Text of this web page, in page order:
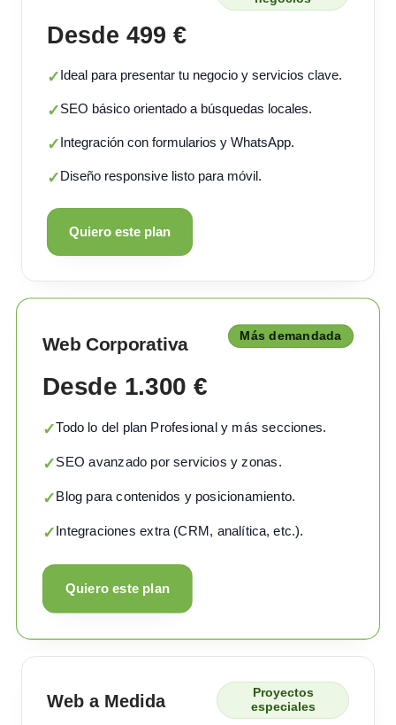
Desde 499 €
✓Ideal para presentar tu negocio y servicios clave.
✓SEO básico orientado a búsquedas locales.
✓Integración con formularios y WhatsApp.
✓Diseño responsive listo para móvil.
Quiero este plan
Web Corporativa Más demandada
Desde 1.300 €
✓Todo lo del plan Profesional y más secciones.
✓SEO avanzado por servicios y zonas.
✓Blog para contenidos y posicionamiento.
✓Integraciones extra (CRM, analítica, etc.).
Quiero este plan
Web a Medida
Proyectos
especiales